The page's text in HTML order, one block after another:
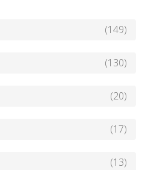
(149)
(130)
(20)
(17)
(13)